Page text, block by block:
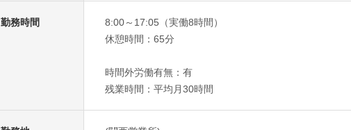
勤務時間
8:00～17:05（実働8時間）
休憩時間：65分
時間外労働有無：有
残業時間：平均月30時間